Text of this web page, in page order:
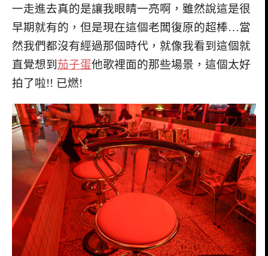
一走進去真的是讓我眼睛一亮啊，雖然說這是很
早期就有的，但是現在這個老闆復原的超棒…當
然我們都沒有經過那個時代，就像我看到這個就
直覺想到 茄子蛋他歌裡面的那些場景，這個太好
拍了啦!! 已燃!